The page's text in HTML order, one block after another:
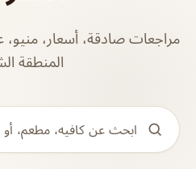
مراجعات صادقة، أسعار، منيو،
المنطقة